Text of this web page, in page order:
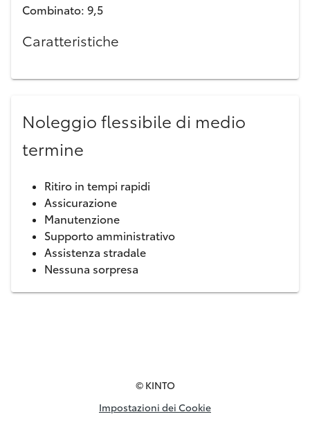
Combinato: 9,5
Caratteristiche
Noleggio flessibile di medio
termine
Ritiro in tempi rapidi
Assicurazione
Manutenzione
Supporto amministrativo
Assistenza stradale
Nessuna sorpresa
© KINTO
Impostazioni dei Cookie